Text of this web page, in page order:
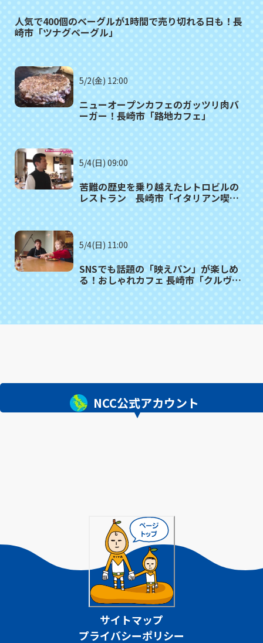
人気で400個のベーグルが1時間で売り切れる日も！長
崎市「ツナグベーグル」
5/2(金) 12:00
ニューオープンカフェのガッツリ肉バ
ーガー！長崎市「路地カフェ」
5/4(日) 09:00
苦難の歴史を乗り越えたレトロビルの
レストラン 長崎市「イタリアン喫
5/4(日) 11:00
SNSでも話題の「映えパン」が楽しめ
る！おしゃれカフェ 長崎市「クルヴェ
NCC公式アカウント
サイトマップ
プライバシーポリシー